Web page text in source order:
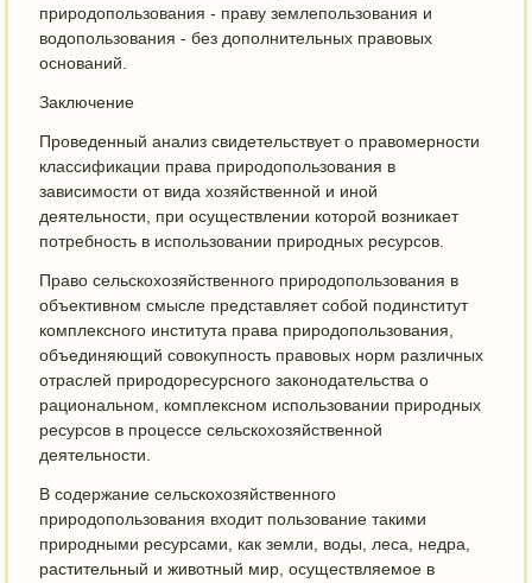
природопользования - праву землепользования и
водопользования - без дополнительных правовых
оснований.
Заключение
Проведенный анализ свидетельствует о правомерности
классификации права природопользования в
зависимости от вида хозяйственной и иной
деятельности, при осуществлении которой возникает
потребность в использовании природных ресурсов.
Право сельскохозяйственного природопользования в
объективном смысле представляет собой подинститут
комплексного института права природопользования,
объединяющий совокупность правовых норм различных
отраслей природоресурсного законодательства о
рациональном, комплексном использовании природных
ресурсов в процессе сельскохозяйственной
деятельности.
В содержание сельскохозяйственного
природопользования входит пользование такими
природными ресурсами, как земли, воды, леса, недра,
растительный и животный мир, осуществляемое в